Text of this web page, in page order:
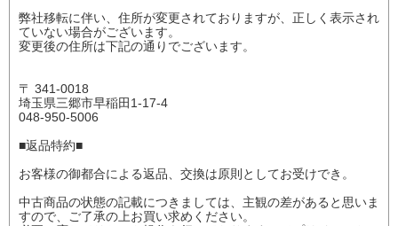
弊社移転に伴い、住所が変更されておりますが、正しく表示され
ていない場合がございます。
変更後の住所は下記の通りでございます。
〒 341-0018
埼玉県三郷市早稲田1-17-4
048-950-5006
■返品特約■
お客様の御都合による返品、交換は原則としてお受けでき。
中古商品の状態の記載につきましては、主観の差があると思いま
すので、ご了承の上お買い求めください。